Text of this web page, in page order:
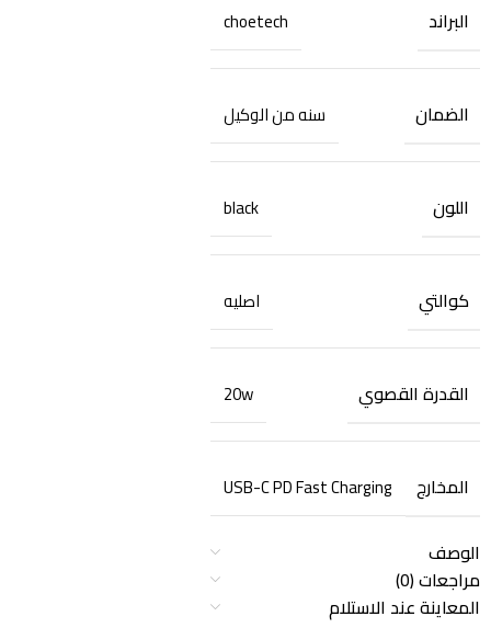
البراند choetech
الضمان سنه من الوكيل
اللون black
كوالتي اصليه
القدرة القصوي 20w
المخارج USB-C PD Fast Charging
الوصف
مراجعات (0)
المعاينة عند الاستلام